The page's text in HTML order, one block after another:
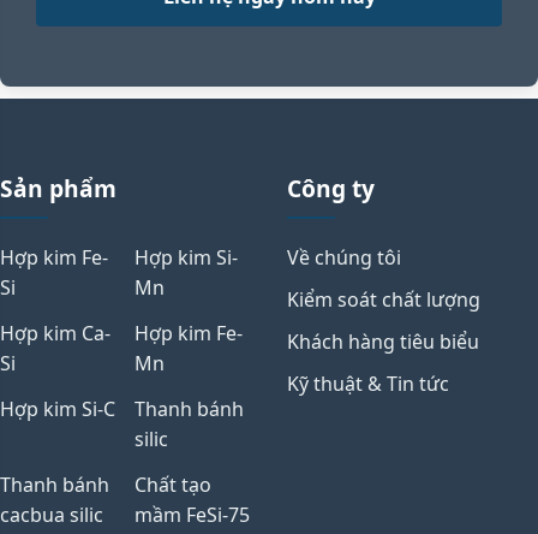
Sản phẩm
Hợp kim Fe-
Si
Hợp kim Si-
Mn
Hợp kim Ca-
Si
Hợp kim Fe-
Mn
Hợp kim Si-C
Thanh bánh
silic
Thanh bánh
cacbua silic
Chất tạo
mầm FeSi-75
Công ty
Về chúng tôi
Kiểm soát chất lượng
Khách hàng tiêu biểu
Kỹ thuật & Tin tức